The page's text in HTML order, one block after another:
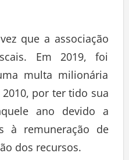
que a associação
Em 2019, foi
multa milionária
por ter tido sua
ano devido a
à remuneração de
dos recursos.